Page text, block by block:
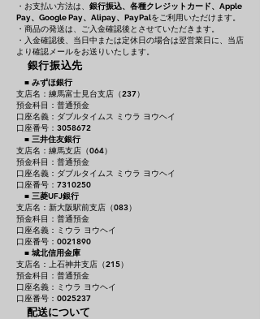
・お支払い方法は、 銀行振込、各種クレジットカード、 Apple
Pay、Google Pay、Alipay、PayPalをご利用いただけます。
・商品の発送は、ご入金確認後とさせていただきます。
・入金確認後、当日中または定休日の場合は翌営業日に、当店
より確認メールをお送りいたします。
銀行振込先
■ みずほ銀行
支店名：練馬富士見台支店（237）
預金科目：普通預金
口座名義：ダブルタイムス ミウラ ヨウヘイ
口座番号：3058672
■ 三井住友銀行
支店名：練馬支店（064）
預金科目：普通預金
口座名義：ダブルタイムス ミウラ ヨウヘイ
口座番号：7310250
■ 三菱UFJ銀行
支店名：新大阪駅前支店（083）
預金科目：普通預金
口座名義：ミウラ ヨウヘイ
口座番号：0021890
■ 城北信用金庫
支店名：上石神井支店（215）
預金科目：普通預金
口座名義：ミウラ ヨウヘイ
口座番号：0025237
配送について